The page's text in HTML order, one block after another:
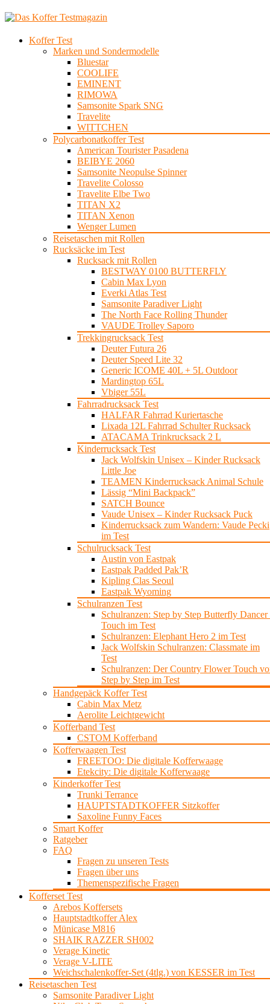
Koffer Test
Marken und Sondermodelle
Bluestar
COOLIFE
EMINENT
RIMOWA
Samsonite Spark SNG
Travelite
WITTCHEN
Polycarbonatkoffer Test
American Tourister Pasadena
BEIBYE 2060
Samsonite Neopulse Spinner
Travelite Colosso
Travelite Elbe Two
TITAN X2
TITAN Xenon
Wenger Lumen
Reisetaschen mit Rollen
Rucksäcke im Test
Rucksack mit Rollen
BESTWAY 0100 BUTTERFLY
Cabin Max Lyon
Everki Atlas Test
Samsonite Paradiver Light
The North Face Rolling Thunder
VAUDE Trolley Saporo
Trekkingrucksack Test
Deuter Futura 26
Deuter Speed Lite 32
Generic ICOME 40L + 5L Outdoor
Mardingtop 65L
Vbiger 55L
Fahrradrucksack Test
HALFAR Fahrrad Kuriertasche
Lixada 12L Fahrrad Schulter Rucksack
ATACAMA Trinkrucksack 2 L
Kinderrucksack Test
Jack Wolfskin Unisex – Kinder Rucksack
Little Joe
TEAMEN Kinderrucksack Animal Schule
Lässig “Mini Backpack”
SATCH Bounce
Vaude Unisex – Kinder Rucksack Puck
Kinderrucksack zum Wandern: Vaude Pecki
im Test
Schulrucksack Test
Austin von Eastpak
Eastpak Padded Pak’R
Kipling Clas Seoul
Eastpak Wyoming
Schulranzen Test
Schulranzen: Step by Step Butterfly Dancer
Touch im Test
Schulranzen: Elephant Hero 2 im Test
Jack Wolfskin Schulranzen: Classmate im
Test
Schulranzen: Der Country Flower Touch
Step by Step im Test
Handgepäck Koffer Test
Cabin Max Metz
Aerolite Leichtgewicht
Kofferband Test
CSTOM Kofferband
Kofferwaagen Test
FREETOO: Die digitale Kofferwaage
Etekcity: Die digitale Kofferwaage
Kinderkoffer Test
Trunki Terrance
HAUPTSTADTKOFFER Sitzkoffer
Saxoline Funny Faces
Smart Koffer
Ratgeber
FAQ
Fragen zu unseren Tests
Fragen über uns
Themenspezifische Fragen
Kofferset Test
Arebos Koffersets
Hauptstadtkoffer Alex
Münicase M816
SHAIK RAZZER SH002
Verage Kinetic
Verage V-LITE
Weichschalenkoffer-Set (4tlg.) von KESSER im Test
Reisetaschen Test
Samsonite Paradiver Light